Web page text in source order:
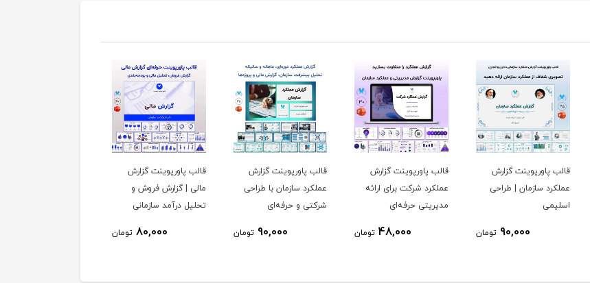
قالب پاورپوینت گزارش
عملکرد سازمان | طراحی
اسلیمی
90,000 تومان
قالب پاورپوینت گزارش
عملکرد شرکت برای ارائه
مدیریتی حرفه‌ای
48,000 تومان
قالب پاورپوینت گزارش
عملکرد سازمان با طراحی
شرکتی و حرفه‌ای
90,000 تومان
قالب پاورپوینت گزارش
مالی | گزارش فروش و
تحلیل درآمد سازمانی
80,000 تومان